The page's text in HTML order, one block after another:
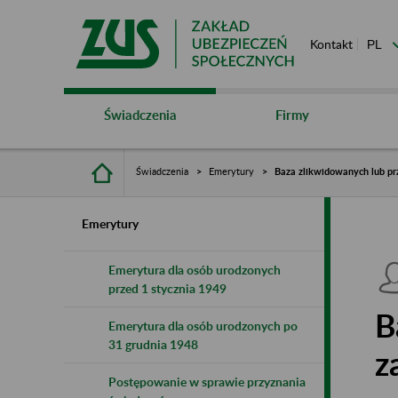
Kontakt
Świadczenia Firmy
Świadczenia Emerytury Baza zlikwidowanych lub
Emerytury
Emerytura dla osób urodzonych
przed 1 stycznia 1949
Emerytura dla osób urodzonych po
31 grudnia 1948
Postępowanie w sprawie przyznania